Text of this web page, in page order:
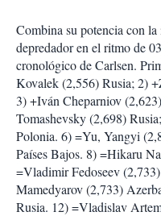
Combina su potencia con
depredador en el ritmo de
cronológico de Carlsen.
Kovalek (2,556) Rusia; 2)
3) +Iván Cheparniov
Tomashevsky (2,698)
Polonia. 6) =Yu, Yangyi
Países Bajos. 8) =Hikaru
=Vladimir Fedoseev
Mamedyarov (2,733)
Rusia. 12) =Vladislav